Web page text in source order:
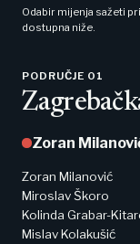
Odabir mijenja sažeti
dostupna niže.
PODRUČJE 01
Zoran
Zoran Milanović
Miroslav Škoro
Kolinda Grabar-
Mislav Kolakušić